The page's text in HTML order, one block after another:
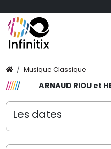
Musique Classique
ARNAUD RIOU et
Les dates